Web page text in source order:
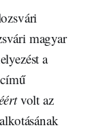
magyar
a
volt az
alkotásának